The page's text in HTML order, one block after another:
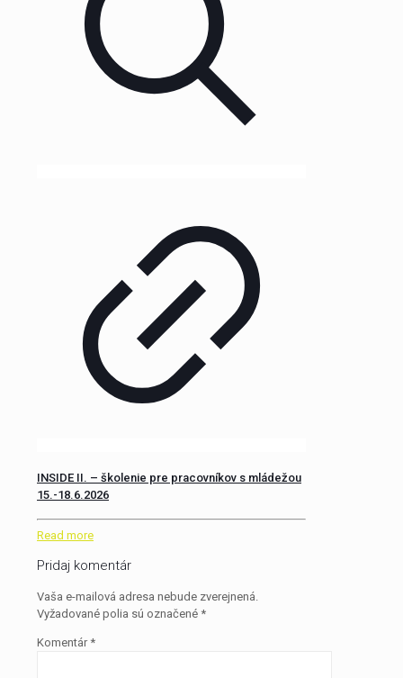
INSIDE II. – školenie pre pracovníkov s mládežou
15.-18.6.2026
Read more
Pridaj komentár
Vaša e-mailová adresa nebude zverejnená.
Vyžadované polia sú označené *
Komentár *